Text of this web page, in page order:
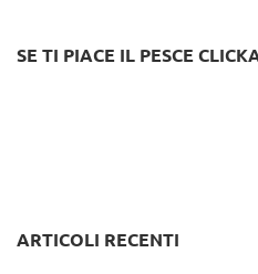
SE TI PIACE IL PESCE
ARTICOLI RECENTI